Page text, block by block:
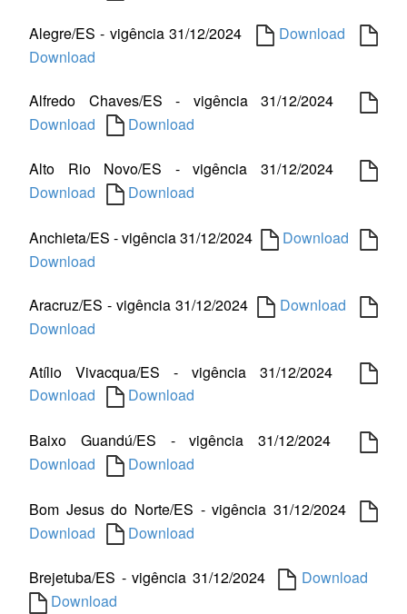
Alegre/ES - vigência 31/12/2024
Download
Download
Alfredo Chaves/ES - vigência 31/12/2024
Download
Download
Alto Rio Novo/ES - vigência 31/12/2024
Download
Download
Anchieta/ES - vigência 31/12/2024
Download
Download
Aracruz/ES - vigência 31/12/2024
Download
Download
Atílio Vivacqua/ES - vigência 31/12/2024
Download
Download
Baixo Guandú/ES - vigência 31/12/2024
Download
Download
Bom Jesus do Norte/ES - vigência 31/12/2024
Download
Download
Brejetuba/ES - vigência 31/12/2024
Download
Download